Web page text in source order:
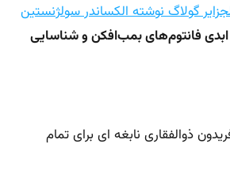
گولاگ نوشته الکساندر سولژنستین
ابدی فانتوم‌های بمب‌افکن و شناسایی
ذوالفقاری نابغه ای برای تمام